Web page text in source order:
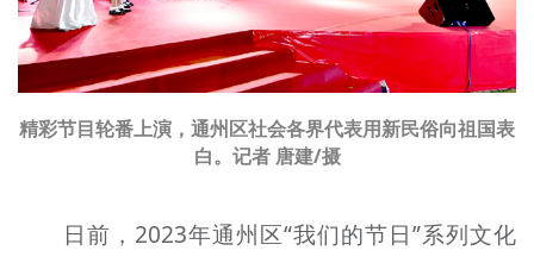
北京宣传文化引导基金
宣传思想文化人才
+
精彩节目轮番上演，通州区社会各界代表用新民俗向祖国表
白。记者 唐建/摄
日前，2023年通州区“我们的节日”系列文化